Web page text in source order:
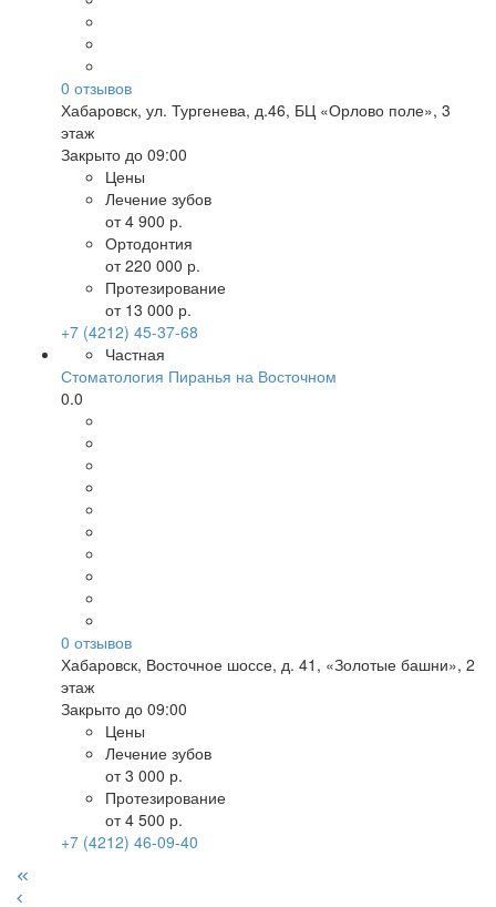
0 отзывов
Хабаровск, ул. Тургенева, д.46, БЦ «Орлово поле», 3
этаж
Закрыто до 09:00
Цены
Лечение зубов
от 4 900 р.
Ортодонтия
от 220 000 р.
Протезирование
от 13 000 р.
+7 (4212) 45-37-68
Частная
Стоматология Пиранья на Восточном
0.0
0 отзывов
Хабаровск, Восточное шоссе, д. 41, «Золотые башни», 2
этаж
Закрыто до 09:00
Цены
Лечение зубов
от 3 000 р.
Протезирование
от 4 500 р.
+7 (4212) 46-09-40